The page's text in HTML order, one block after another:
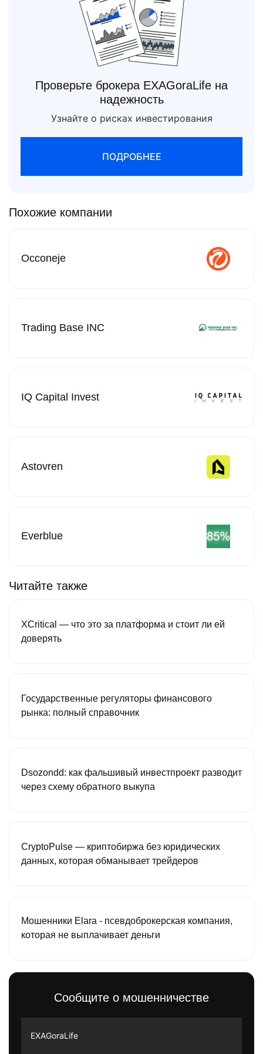
Проверьте брокера EXAGoraLife на
надежность
Узнайте о рисках инвестирования
ПОДРОБНЕЕ
Похожие компании
Occoneje
Trading Base INC
IQ Capital Invest
Astovren
Everblue
Читайте также
XCritical — что это за платформа и стоит ли ей
доверять
Государственные регуляторы финансового
рынка: полный справочник
Dsozondd: как фальшивый инвестпроект разводит
через схему обратного выкупа
CryptoPulse — криптобиржа без юридических
данных, которая обманывает трейдеров
Мошенники Elara - псевдоброкерская компания,
которая не выплачивает деньги
Сообщите о мошенничестве